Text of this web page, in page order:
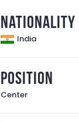
Nationality
India
Position
Center